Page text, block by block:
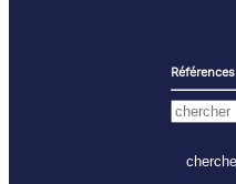
Références